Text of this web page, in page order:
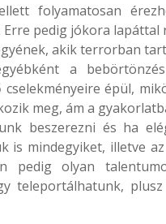
folyamatosan
pedig jókora lapáttal
akik terrorban
a
épül,
meg, ám a
beszerezni és ha
is mindegyiket, illetve
pedig olyan
teleportálhatunk,